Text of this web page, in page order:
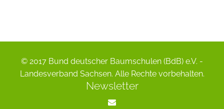
© 2017 Bund deutscher Baumschulen (BdB) e.V. -
Landesverband Sachsen. Alle Rechte vorbehalten.
Newsletter